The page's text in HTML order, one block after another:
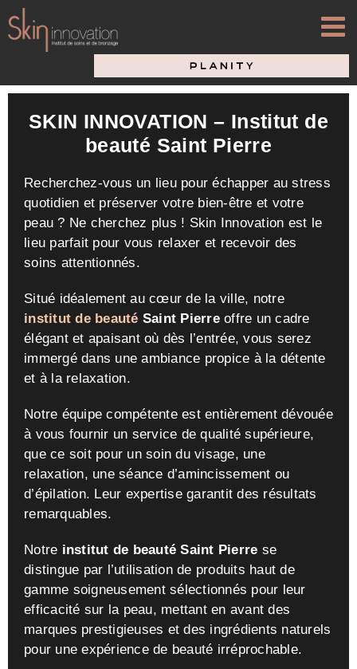
Passer
au
contenu
SKIN INNOVATION – Institut de
beauté Saint Pierre
Recherchez-vous un lieu pour échapper au stress
quotidien et préserver votre bien-être et votre
peau ? Ne cherchez plus ! Skin Innovation est le
lieu parfait pour vous relaxer et recevoir des
soins attentionnés.
Situé idéalement au cœur de la ville, notre
institut de beauté Saint Pierreoffre un cadre
élégant et apaisant où dès l’entrée, vous serez
immergé dans une ambiance propice à la détente
et à la relaxation.
Notre équipe compétente est entièrement dévouée
à vous fournir un service de qualité supérieure,
que ce soit pour un soin du visage, une
relaxation, une séance d’amincissement ou
d’épilation. Leur expertise garantit des résultats
remarquables.
Notre institut de beauté Saint Pierre se
distingue par l’utilisation de produits haut de
gamme soigneusement sélectionnés pour leur
efficacité sur la peau, mettant en avant des
marques prestigieuses et des ingrédients naturels
pour une expérience de beauté irréprochable.